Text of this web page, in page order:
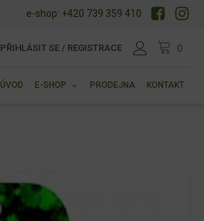
e-shop: +420 739 359 410
PŘIHLÁSIT SE / REGISTRACE
ÚVOD E-SHOP PRODEJNA KONTAKT